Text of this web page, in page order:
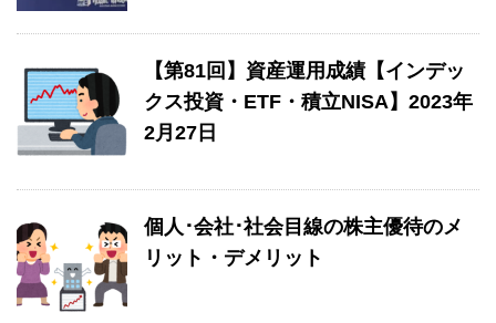
【第81回】資産運用成績【インデッ
クス投資・ETF・積立NISA】2023年
2月27日
個人･会社･社会目線の株主優待のメ
リット・デメリット